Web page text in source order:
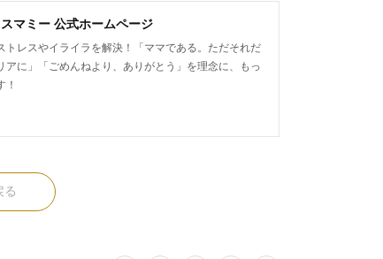
マミー 公式ホームページ
レスやイライラを解決！「ママである。ただそれだ
に」「ごめんねより、ありがとう」を理念に、もっ
る